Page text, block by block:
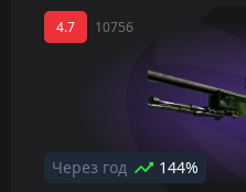
4.7 10756
Через год
144%